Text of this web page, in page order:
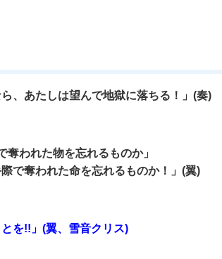
ら、あたしは望んで地獄に落ちる！」(奏)
奪われた物を忘れるものか」
際で奪われた命を忘れるものか！」(翼)
とを!!」(翼、雪音クリス)